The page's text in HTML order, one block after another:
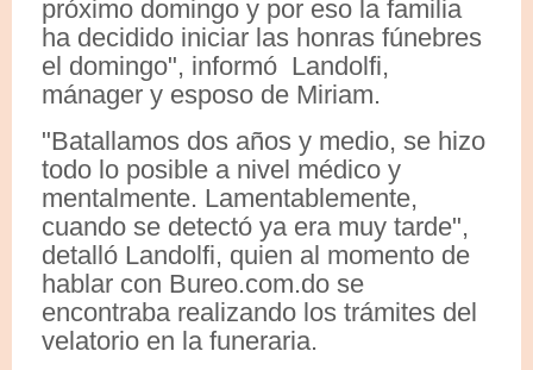
próximo domingo y por eso la familia
ha decidido iniciar las honras fúnebres
el domingo", informó Landolfi,
mánager y esposo de Miriam.
"Batallamos dos años y medio, se hizo
todo lo posible a nivel médico y
mentalmente. Lamentablemente,
cuando se detectó ya era muy tarde",
detalló Landolfi, quien al momento de
hablar con Bureo.com.do se
encontraba realizando los trámites del
velatorio en la funeraria.